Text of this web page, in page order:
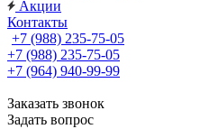
Акции
Контакты
+7 (988) 235-75-05
+7 (988) 235-75-05
+7 (964) 940-99-99
Заказать звонок
Задать вопрос